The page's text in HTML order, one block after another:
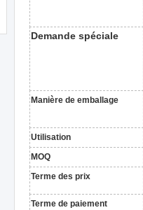
Demande spéciale
Manière de emballage
Utilisation
MOQ
Terme des prix
Terme de paiement